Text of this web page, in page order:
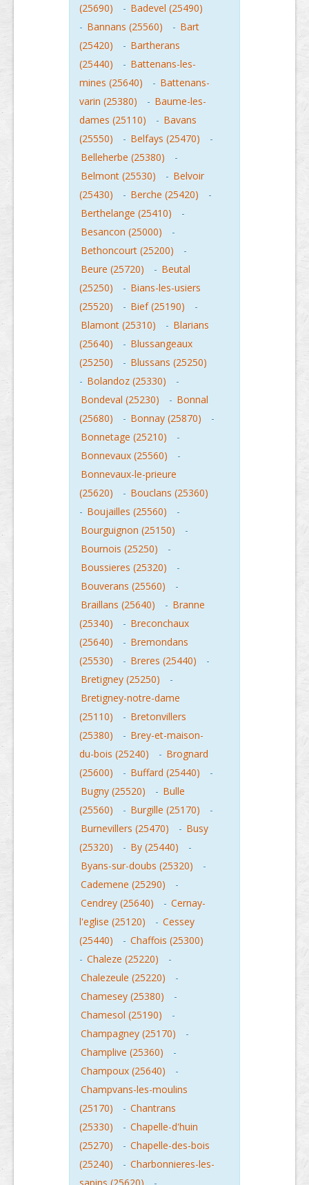
(25690)
- Badevel (25490)
- Bannans (25560) - Bart
(25420)
- Bartherans
(25440)
- Battenans-les-
mines (25640)
- Battenans-
varin (25380)
- Baume-les-
dames (25110)
- Bavans
(25550)
- Belfays (25470)
-
Belleherbe (25380)
-
Belmont (25530)
- Belvoir
(25430)
- Berche (25420)
-
Berthelange (25410)
-
Besancon (25000)
-
Bethoncourt (25200)
-
Beure (25720)
- Beutal
(25250)
- Bians-les-usiers
(25520)
- Bief (25190)
-
Blamont (25310)
- Blarians
(25640)
- Blussangeaux
(25250)
- Blussans (25250)
- Bolandoz (25330)
-
Bondeval (25230)
- Bonnal
(25680)
- Bonnay (25870)
-
Bonnetage (25210)
-
Bonnevaux (25560)
-
Bonnevaux-le-prieure
(25620)
- Bouclans (25360)
- Boujailles (25560)
-
Bourguignon (25150)
-
Bournois (25250)
-
Boussieres (25320)
-
Bouverans (25560)
-
Braillans (25640)
- Branne
(25340)
- Breconchaux
(25640)
- Bremondans
(25530)
- Breres (25440)
-
Bretigney (25250)
-
Bretigney-notre-dame
(25110)
- Bretonvillers
(25380)
- Brey-et-maison-
du-bois (25240)
- Brognard
(25600)
- Buffard (25440)
-
Bugny (25520)
- Bulle
(25560)
- Burgille (25170)
-
Burnevillers (25470)
- Busy
(25320)
- By (25440)
-
Byans-sur-doubs (25320)
-
Cademene (25290)
-
Cendrey (25640)
- Cernay-
l'eglise (25120)
- Cessey
(25440)
- Chaffois (25300)
- Chaleze (25220)
-
Chalezeule (25220)
-
Chamesey (25380)
-
Chamesol (25190)
-
Champagney (25170)
-
Champlive (25360)
-
Champoux (25640)
-
Champvans-les-moulins
(25170)
- Chantrans
(25330)
- Chapelle-d'huin
(25270)
- Chapelle-des-bois
(25240)
- Charbonnieres-les-